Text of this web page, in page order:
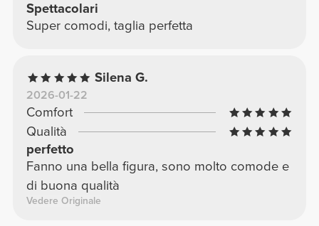
Spettacolari
Super comodi, taglia perfetta
Silena G.
2026-01-22
Comfort
Qualità
perfetto
Fanno una bella figura, sono molto comode e
di buona qualità
Vedere Originale